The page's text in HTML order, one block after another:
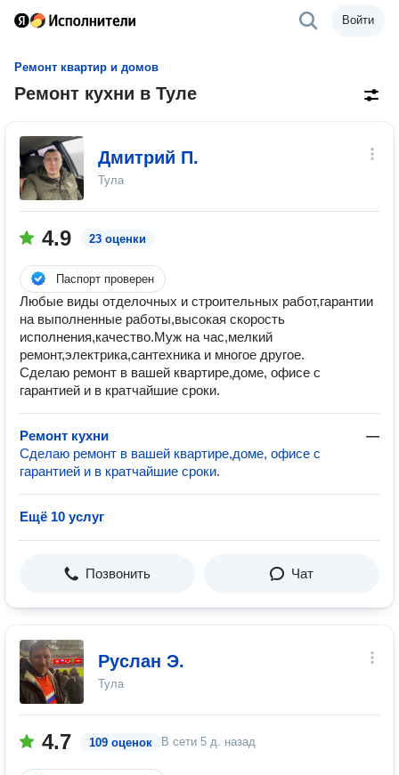
Войти
Ремонт квартир и домов
Ремонт кухни в Туле
Дмитрий П.
Тула
4.9 23 оценки
Паспорт проверен
Любые виды отделочных и строительных работ,гарантии
на выполненные работы,высокая скорость
исполнения,качество.Муж на час,мелкий
ремонт,электрика,сантехника и многое другое.
Сделаю ремонт в вашей квартире,доме, офисе с
гарантией и в кратчайшие сроки.
Ремонт кухни
—
Сделаю ремонт в вашей квартире,доме, офисе с
гарантией и в кратчайшие сроки.
Ещё 10 услуг
Позвонить Чат
Руслан Э.
Тула
4.7 109 оценок В сети 5 д. назад